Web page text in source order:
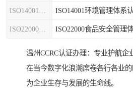
ISO14001环境管理体系
ISO22000食品安全管理
温州CCRC认证办理：专业护航企
在当今数字化浪潮席卷各行各业
为企业生存与发展的生命线。